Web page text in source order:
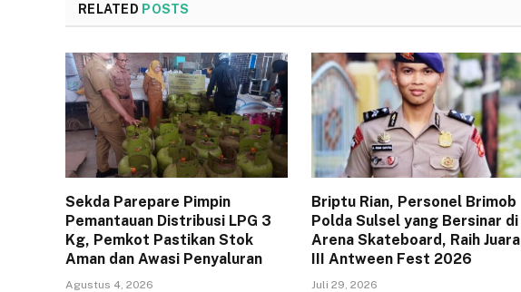
RELATED POSTS
Sekda Parepare Pimpin
Pemantauan Distribusi LPG 3
Kg, Pemkot Pastikan Stok
Aman dan Awasi Penyaluran
Agustus 4, 2026
Briptu Rian, Personel Brimob
Polda Sulsel yang Bersinar di
Arena Skateboard, Raih Juara
III Antween Fest 2026
Juli 29, 2026